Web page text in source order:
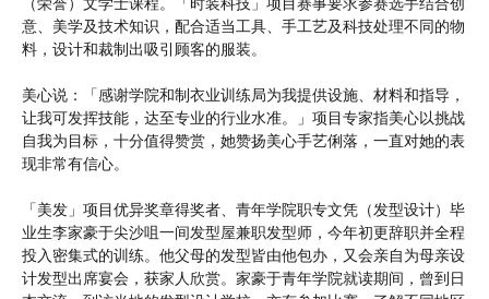
意、美学及技术知识，配合适当工具、手工艺及科技处理不同的物
料，设计和裁制出吸引顾客的服装。
美心说：「感谢学院和制衣业训练局为我提供设施、材料和指导，
让我可发挥技能，达至专业的行业水准。」项目专家指美心以挑战
自我为目标，十分值得赞赏，她赞扬美心手艺俐落，一直对她的表
现非常有信心。
「美发」项目优异奖章得奖者、青年学院职专文凭（发型设计）毕
业生李家豪于尖沙咀一间发型屋兼职发型师，今年初更辞职并全程
投入密集式的训练。他父母的发型皆由他包办，又会亲自为母亲设
计发型出席宴会，获家人欣赏。家豪于青年学院就读期间，曾到日